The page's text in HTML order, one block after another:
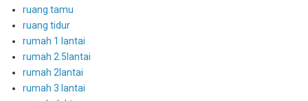
ruang tamu
ruang tidur
rumah 1 lantai
rumah 2.5lantai
rumah 2lantai
rumah 3 lantai